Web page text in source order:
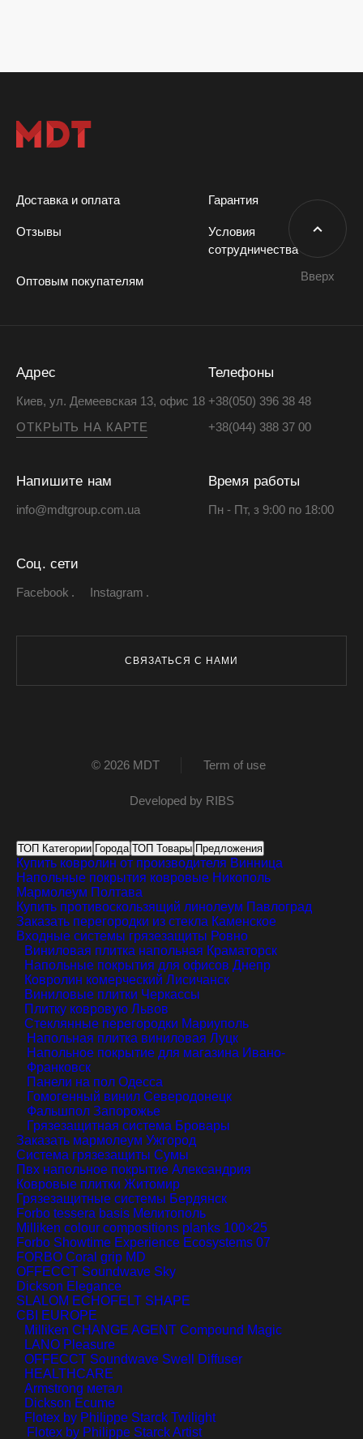
Доставка и оплата Гарантия
Отзывы
Условия
сотрудничества
Оптовым покупателям
Адрес
Киев, ул. Демеевская 13, офис 18
ОТКРЫТЬ НА КАРТЕ
Телефоны
+38(050) 396 38 48
+38(044) 388 37 00
Напишите нам
info@mdtgroup.com.ua
Время работы
Пн - Пт, з 9:00 по 18:00
Соц. сети
Facebook Instagram
СВЯЗАТЬСЯ С НАМИ
Вверх
© 2026 MDT Term of use
Developed by RIBS
ТОП Категории Города ТОП Товары Предложения
Купить ковролин от производителя Винница
Напольные покрытия ковровые Никополь
Мармолеум Полтава
Купить противоскользящий линолеум Павлоград
Заказать перегородки из стекла Каменское
Входные системы грязезащиты Ровно
Виниловая плитка напольная Краматорск
Напольные покрытия для офисов Днепр
Ковролин комерческий Лисичанск
Виниловые плитки Черкассы
Плитку ковровую Львов
Стеклянные перегородки Мариуполь
Напольная плитка виниловая Луцк
Напольное покрытие для магазина Ивано-
Франковск
Панели на пол Одесса
Гомогенный винил Северодонецк
Фальшпол Запорожье
Грязезащитная система Бровары
Заказать мармолеум Ужгород
Система грязезащиты Сумы
Пвх напольное покрытие Александрия
Ковровые плитки Житомир
Грязезащитные системы Бердянск
Forbo tessera basis Мелитополь
Milliken colour compositions planks 100×25
Forbo Showtime Experience Ecosystems 07
FORBO Coral grip MD
OFFECCT Soundwave Sky
Dickson Elegance
SLALOM ECHOFELT SHAPE
CBI EUROPE
Milliken CHANGE AGENT Compound Magic
LANO Pleasure
OFFECCT Soundwave Swell Diffuser
HEALTHCARE
Armstrong метал
Dickson Ecume
Flotex by Philippe Starck Twilight
Flotex by Philippe Starck Artist